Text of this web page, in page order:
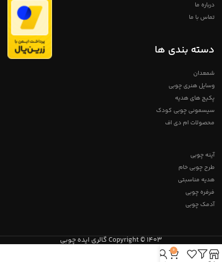
درباره ما
تماس با ما
دسته بندی ها
شمعدان
وسایل هنری چوبی
پکیج های هدیه
سیسمونی چوبی کودک
محصولات ام دی اف
آینه چوبی
طرح چوبی خام
هدیه مناسبتی
فرفره چوبی
آدمک چوبی
Copyright © 1403 گالری ایده چوبی
0